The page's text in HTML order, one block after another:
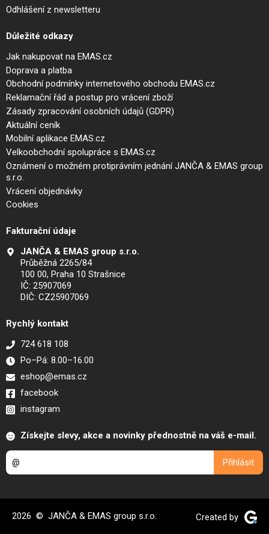
Odhlášení z newsletteru
Důležité odkazy
Jak nakupovat na EMAS.cz
Doprava a platba
Obchodní podmínky internetového obchodu EMAS.cz
Reklamační řád a postup pro vrácení zboží
Zásady zpracování osobních údajů (GDPR)
Aktuální ceník
Mobilní aplikace EMAS.cz
Velkoobchodní spolupráce s EMAS.cz
Oznámení o možném protiprávním jednání JANČA & EMAS group
s.r.o.
Vrácení objednávky
Cookies
Fakturační údaje
JANČA & EMAS group s.r.o.
Průběžná 2265/84
100 00, Praha 10 Strašnice
IČ: 25907069
DIČ: CZ25907069
Rychlý kontakt
724 618 108
Po–Pá: 8.00–16.00
eshop@emas.cz
facebook
instagram
Získejte slevy, akce a novinky přednostně na váš e-mail.
2026 © JANČA & EMAS group s.r.o. Created by